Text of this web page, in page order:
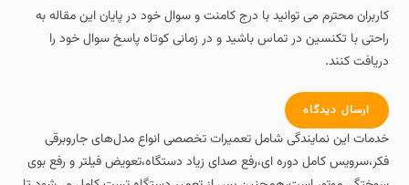
کاربران محترم می توانید با درج کامنت و سوال خود در پایان این مقاله به
راحتی با تکنسین در تماس باشید و در زمانی کوتاه پاسخ سوال خود را
دریافت کنند.
ارسال دیدگاه
خدمات این نمایندگی شامل تعمیرات تخصصی انواع مدل‌های جاروبرقی
فکر،سرویس کامل دوره‌ ای،رفع صدای زیاد دستگاه،تعویض فیلتر و رفع بوی